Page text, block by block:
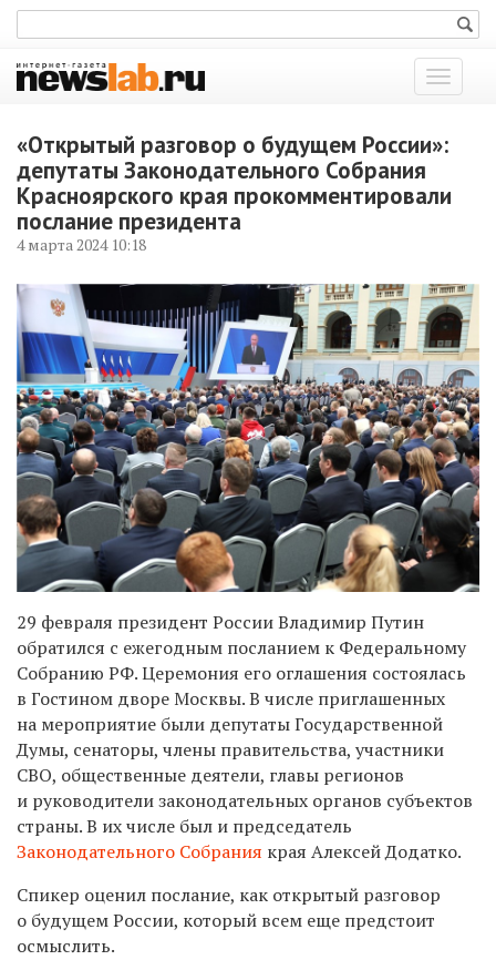
Показать
меню
«Открытый разговор о будущем России»:
депутаты Законодательного Собрания
Красноярского края прокомментировали
послание президента
4 марта 2024 10:18
29 февраля президент России Владимир Путин
обратился с ежегодным посланием к Федеральному
Собранию РФ. Церемония его оглашения состоялась
в Гостином дворе Москвы. В числе приглашенных
на мероприятие были депутаты Государственной
Думы, сенаторы, члены правительства, участники
СВО, общественные деятели, главы регионов
и руководители законодательных органов субъектов
страны. В их числе был и председатель
Законодательного Собрания края Алексей Додатко.
Спикер оценил послание, как открытый разговор
о будущем России, который всем еще предстоит
осмыслить.